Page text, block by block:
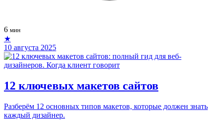
6 мин
★
10 августа 2025
12 ключевых макетов сайтов
Разберём 12 основных типов макетов, которые должен знать
каждый дизайнер.